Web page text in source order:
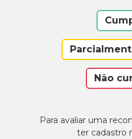
Não
Para avaliar uma
ter cadastro